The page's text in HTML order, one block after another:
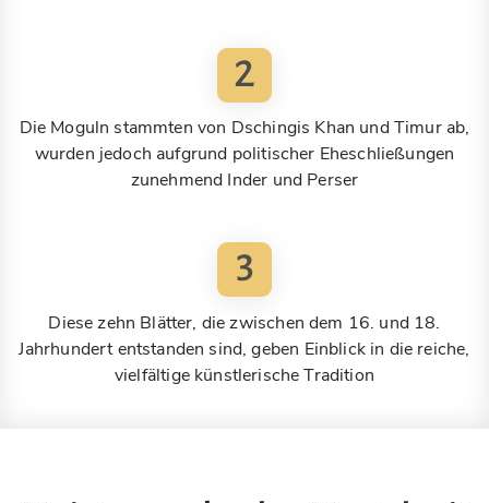
2
Die Moguln stammten von Dschingis Khan und Timur ab,
wurden jedoch aufgrund politischer Eheschließungen
zunehmend Inder und Perser
3
Diese zehn Blätter, die zwischen dem 16. und 18.
Jahrhundert entstanden sind, geben Einblick in die reiche,
vielfältige künstlerische Tradition